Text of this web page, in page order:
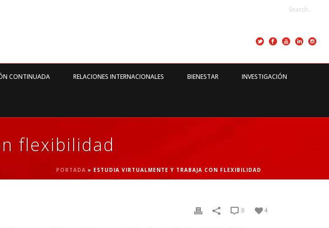
CONTINUADA RELACIONES INTERNACIONALES BIENESTAR INVESTIGACIÓN
flexibilidad
PORTADA » ESTUDIA VIRTUALMENTE Y TRABAJA CON FLEXIBILIDAD
4
0